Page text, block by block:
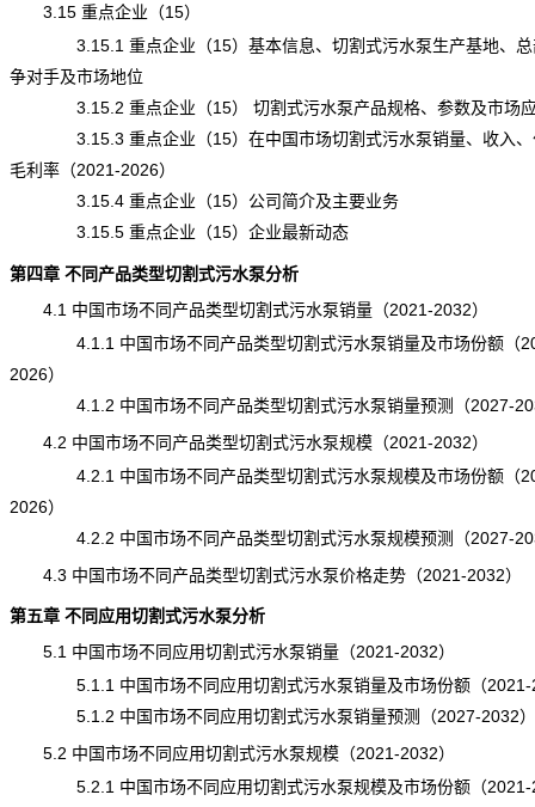
3.15 重点企业（15）
3.15.1 重点企业（15）基本信息、切割式污水泵生产基地、总
争对手及市场地位
3.15.2 重点企业（15） 切割式污水泵产品规格、参数及市场
3.15.3 重点企业（15）在中国市场切割式污水泵销量、收入、
毛利率（2021-2026）
3.15.4 重点企业（15）公司简介及主要业务
3.15.5 重点企业（15）企业最新动态
第四章 不同产品类型切割式污水泵分析
4.1 中国市场不同产品类型切割式污水泵销量（2021-2032）
4.1.1 中国市场不同产品类型切割式污水泵销量及市场份额（
2026）
4.1.2 中国市场不同产品类型切割式污水泵销量预测（2027-
4.2 中国市场不同产品类型切割式污水泵规模（2021-2032）
4.2.1 中国市场不同产品类型切割式污水泵规模及市场份额（
2026）
4.2.2 中国市场不同产品类型切割式污水泵规模预测（2027-
4.3 中国市场不同产品类型切割式污水泵价格走势（2021-2032）
第五章 不同应用切割式污水泵分析
5.1 中国市场不同应用切割式污水泵销量（2021-2032）
5.1.1 中国市场不同应用切割式污水泵销量及市场份额（2021-
5.1.2 中国市场不同应用切割式污水泵销量预测（2027-2032）
5.2 中国市场不同应用切割式污水泵规模（2021-2032）
5.2.1 中国市场不同应用切割式污水泵规模及市场份额（2021-